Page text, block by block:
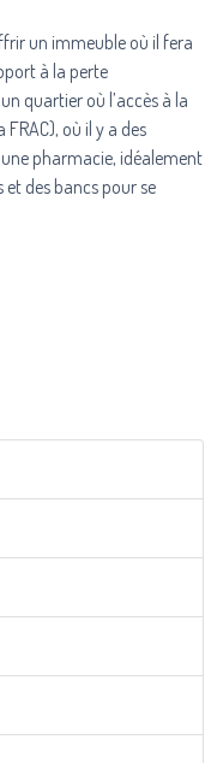
un immeuble où il fera
à la perte
quartier où l’accès à la
où il y a des
pharmacie, idéalement
et des bancs pour se